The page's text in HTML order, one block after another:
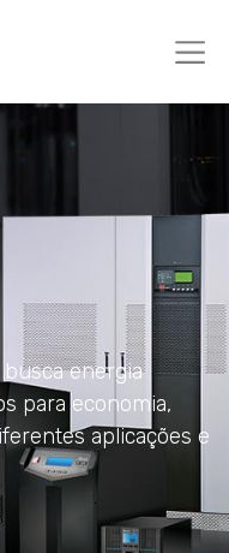
energia
para economia,
aplicações e